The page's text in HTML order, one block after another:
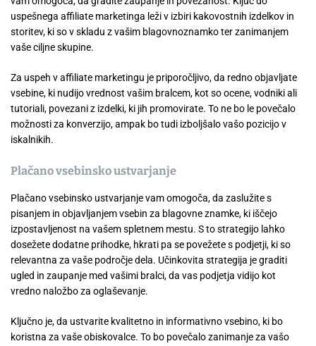
uspešnega affiliate marketinga leži v izbiri kakovostnih izdelkov in
storitev, ki so v skladu z vašim blagovnoznamko ter zanimanjem
vaše ciljne skupine.
Za uspeh v affiliate marketingu je priporočljivo, da redno objavljate
vsebine, ki nudijo vrednost vašim bralcem, kot so ocene, vodniki ali
tutoriali, povezani z izdelki, ki jih promovirate. To ne bo le povečalo
možnosti za konverzijo, ampak bo tudi izboljšalo vašo pozicijo v
iskalnikih.
Plačano vsebinsko ustvarjanje
Plačano vsebinsko ustvarjanje vam omogoča, da zaslužite s
pisanjem in objavljanjem vsebin za blagovne znamke, ki iščejo
izpostavljenost na vašem spletnem mestu. S to strategijo lahko
dosežete dodatne prihodke, hkrati pa se povežete s podjetji, ki so
relevantna za vaše področje dela. Učinkovita strategija je graditi
ugled in zaupanje med vašimi bralci, da vas podjetja vidijo kot
vredno naložbo za oglaševanje.
Ključno je, da ustvarite kvalitetno in informativno vsebino, ki bo
koristna za vaše obiskovalce. To bo povečalo zanimanje za vašo